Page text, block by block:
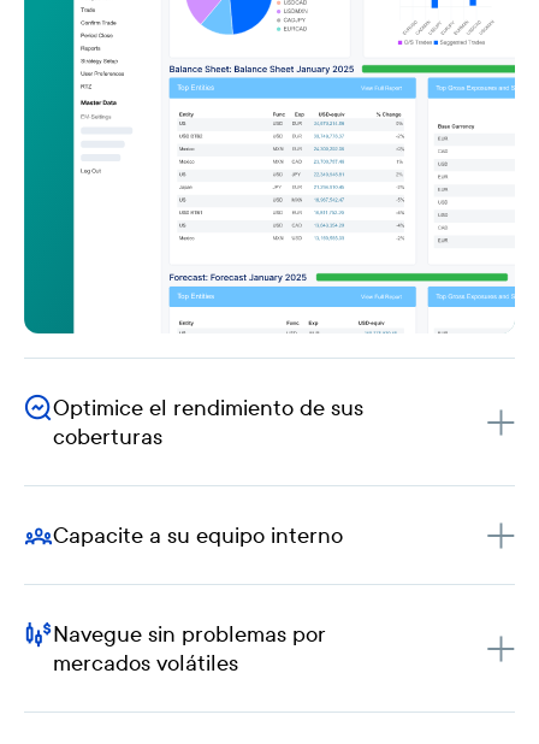
Optimice el rendimiento de sus
coberturas
Capacite a su equipo interno
Navegue sin problemas por
mercados volátiles